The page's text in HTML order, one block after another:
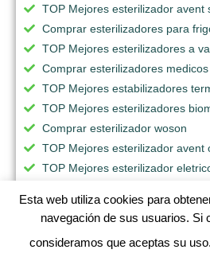
TOP Mejores esterilizador avent
Comprar esterilizadores para
TOP Mejores esterilizadores a
Comprar esterilizadores medicos
TOP Mejores estabilizadores
TOP Mejores esterilizadores
Comprar esterilizador woson
TOP Mejores esterilizador avent
TOP Mejores esterilizador
TOP Mejores esterilizadores
TOP Mejores esterilizador oxido
Comprar esterilizadores calor
Esta web utiliza cookies para
navegación de sus usuarios. Si
consideramos que aceptas su uso.